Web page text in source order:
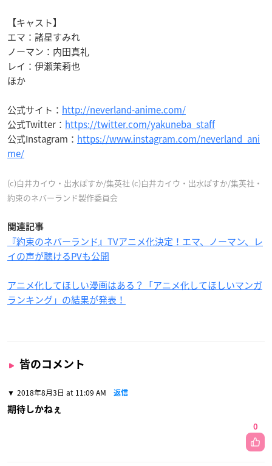
【キャスト】
エマ：諸星すみれ
ノーマン：内田真礼
レイ：伊瀬茉莉也
ほか
公式サイト： http://neverland-anime.com/
公式Twitter： https://twitter.com/yakuneba_staff
公式Instagram： https://www.instagram.com/neverland_ani
me/
(c)白井カイウ・出水ぽすか/集英社 (c)白井カイウ・出水ぽすか/集英社・
約束のネバーランド製作委員会
関連記事
『約束のネバーランド』TVアニメ化決定！エマ、ノーマン、レ
イの声が聴けるPVも公開
アニメ化してほしい漫画はある？「アニメ化してほしいマンガ
ランキング」の結果が発表！
皆のコメント
2018年8月3日 at 11:09 AM 返信
期待しかねぇ
0